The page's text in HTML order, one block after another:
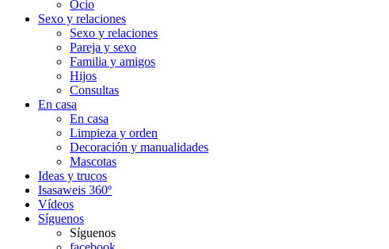
Ocio
Sexo y relaciones
Sexo y relaciones
Pareja y sexo
Familia y amigos
Hijos
Consultas
En casa
En casa
Limpieza y orden
Decoración y manualidades
Mascotas
Ideas y trucos
Isasaweis 360º
Vídeos
Síguenos
Síguenos